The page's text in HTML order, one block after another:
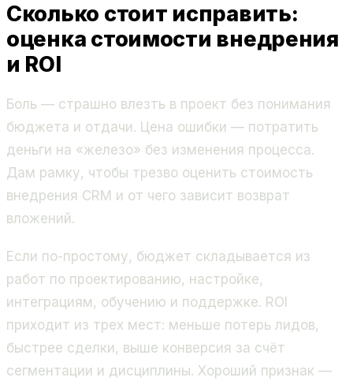
Сколько стоит исправить:
оценка стоимости внедрения
и ROI
Боль — страшно влезть в проект без понимания
бюджета и отдачи. Цена ошибки — потратить
деньги на «железо» без изменения процесса.
Дам рамку, чтобы трезво оценить стоимость
внедрения CRM и от чего зависит возврат
вложений.
Если по-простому, бюджет складывается из
работ по проектированию, настройке,
интеграциям, обучению и поддержке. ROI
приходит из трех мест: меньше потерь лидов,
быстрее сделки, выше конверсия за счёт
сегментации и дисциплины. Хороший признак —